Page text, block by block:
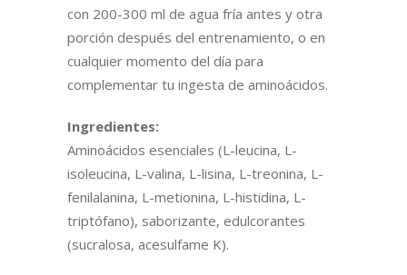
con 200-300 ml de agua fría antes y otra
porción después del entrenamiento, o en
cualquier momento del día para
complementar tu ingesta de aminoácidos.
Ingredientes:
Aminoácidos esenciales (L-leucina, L-
isoleucina, L-valina, L-lisina, L-treonina, L-
fenilalanina, L-metionina, L-histidina, L-
triptófano), saborizante, edulcorantes
(sucralosa, acesulfame K).